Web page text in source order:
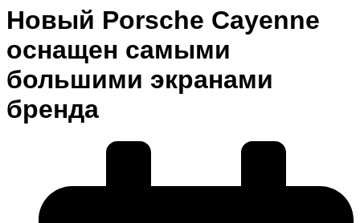
Новый Porsche Cayenne
оснащен самыми
большими экранами
бренда